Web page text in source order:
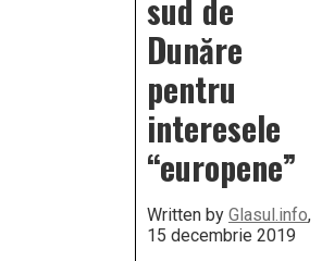
sud de
Dunăre
pentru
interesele
“europene”
Written by Glasul.info,
15 decembrie 2019